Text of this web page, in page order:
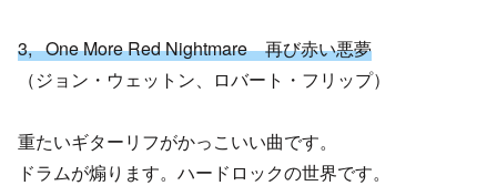
3, One More Red Nightmare 再び赤い悪夢
（ジョン・ウェットン、ロバート・フリップ）
重たいギターリフがかっこいい曲です。
ドラムが煽ります。ハードロックの世界です。